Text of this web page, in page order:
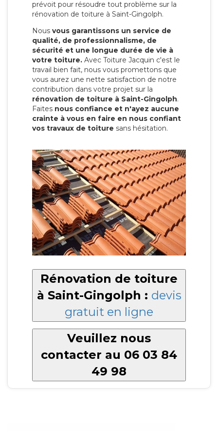
prévoit pour résoudre tout problème sur la
rénovation de toiture à Saint-Gingolph.
Nous vous garantissons un service de
qualité, de professionnalisme, de
sécurité et une longue durée de vie à
votre toiture. Avec Toiture Jacquin c'est le
travail bien fait, nous vous promettons que
vous aurez une nette satisfaction de notre
contribution dans votre projet sur la
rénovation de toiture à Saint-Gingolph.
Faites nous confiance et n'ayez aucune
crainte à vous en faire en nous confiant
vos travaux de toiture sans hésitation.
Rénovation de toiture
à Saint-Gingolph : devis
gratuit en ligne
Veuillez nous
contacter au 06 03 84
49 98